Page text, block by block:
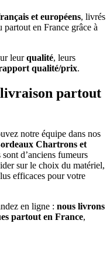
et européens, livrés
en France grâce à
leurqualité, leurs
qualité/prix.
partout
notre équipe dans nos
Chartrons et
d’anciens fumeurs
sur le choix du matériel,
efficaces pour votre
en ligne : nous livrons
partout en France,